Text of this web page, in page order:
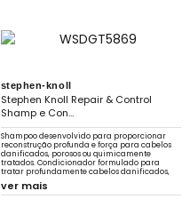
stephen-knoll
Stephen Knoll Repair & Control
Shamp e Con...
Shampoo desenvolvido para proporcionar
reconstrução profunda e força para cabelos
danificados, porosos ou quimicamente
tratados. Condicionador formulado para
tratar profundamente cabelos danificados,
quebradiços. Mascara de tratamento
intensivo
ver mais